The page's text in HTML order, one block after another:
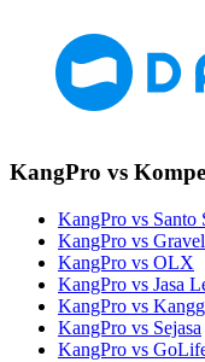
KangPro vs
KangPro vs Santo
KangPro vs Gravel
KangPro vs OLX
KangPro vs Jasa
KangPro vs
KangPro vs Sejasa
KangPro vs